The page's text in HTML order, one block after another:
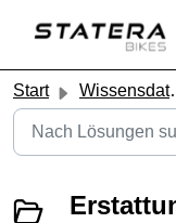
Start Wissensdatenbank